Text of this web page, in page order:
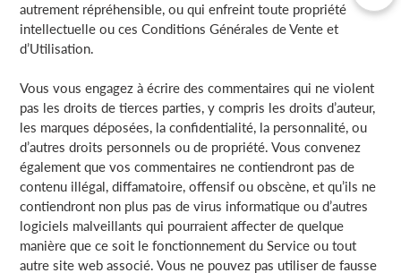
autrement répréhensible, ou qui enfreint toute propriété
intellectuelle ou ces Conditions Générales de Vente et
d’Utilisation.
Vous vous engagez à écrire des commentaires qui ne violent
pas les droits de tierces parties, y compris les droits d’auteur,
les marques déposées, la confidentialité, la personnalité, ou
d’autres droits personnels ou de propriété. Vous convenez
également que vos commentaires ne contiendront pas de
contenu illégal, diffamatoire, offensif ou obscène, et qu’ils ne
contiendront non plus pas de virus informatique ou d’autres
logiciels malveillants qui pourraient affecter de quelque
manière que ce soit le fonctionnement du Service ou tout
autre site web associé. Vous ne pouvez pas utiliser de fausse